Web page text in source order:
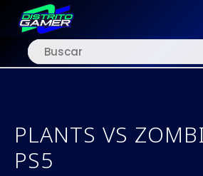
al
PLANTS VS
PS5